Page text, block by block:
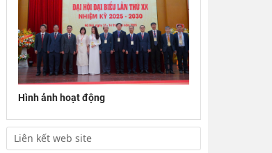
Hội thảo khoa học quốc gia “Danh nhân
văn hóa Lê Quý Đôn - Di sản và giá trị
thời đại”
Viện Hàn lâm Khoa học xã hội Việt Nam
tham dự Hội nghị nghiên cứu, học tập,
quán triệt và triển
Việt Nam trong kỷ nguyên mới: Định
hướng chiến lược và lựa
Hình ảnh hoạt động